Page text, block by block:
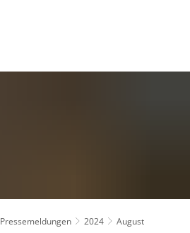
Pressemeldungen 2024
August